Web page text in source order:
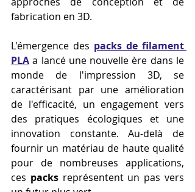
fabrication en 3D.
L'émergence des packs de filament
PLA a lancé une nouvelle ère dans le
monde de l'impression 3D, se
caractérisant par une amélioration
de l'efficacité, un engagement vers
des pratiques écologiques et une
innovation constante. Au-delà de
fournir un matériau de haute qualité
pour de nombreuses applications,
ces packs représentent un pas vers